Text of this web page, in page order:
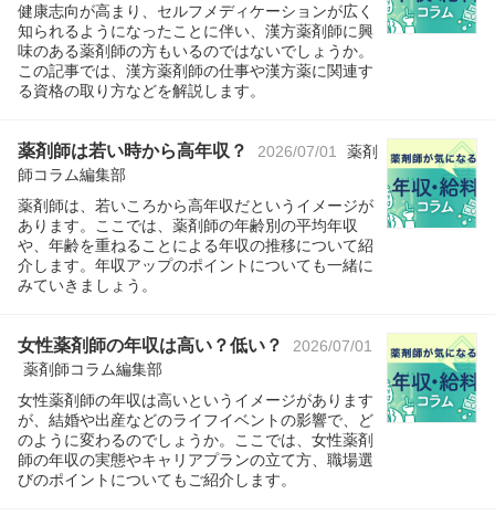
健康志向が高まり、セルフメディケーションが広く
知られるようになったことに伴い、漢方薬剤師に興
味のある薬剤師の方もいるのではないでしょうか。
この記事では、漢方薬剤師の仕事や漢方薬に関連す
る資格の取り方などを解説します。
薬剤師は若い時から高年収？ 2026/07/01
薬剤
師コラム編集部
薬剤師は、若いころから高年収だというイメージが
あります。ここでは、薬剤師の年齢別の平均年収
や、年齢を重ねることによる年収の推移について紹
介します。年収アップのポイントについても一緒に
みていきましょう。
女性薬剤師の年収は高い？低い？
2026/07/01
薬剤師コラム編集部
女性薬剤師の年収は高いというイメージがあります
が、結婚や出産などのライフイベントの影響で、ど
のように変わるのでしょうか。ここでは、女性薬剤
師の年収の実態やキャリアプランの立て方、職場選
びのポイントについてもご紹介します。